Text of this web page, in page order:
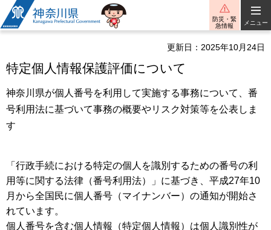
神奈川県
防災・緊
急情報
メニュー
更新日：2025年10月24日
特定個人情報保護評価について
神奈川県が個人番号を利用して実施する事務について、番
号利用法に基づいて事務の概要やリスク対策等を公表しま
す
「行政手続における特定の個人を識別するための番号の利
用等に関する法律（番号利用法）」に基づき、平成27年10
月から全国民に個人番号（マイナンバー）の通知が開始さ
れています。
個人番号を含む個人情報（特定個人情報）は個人識別性が